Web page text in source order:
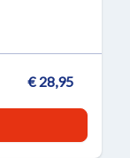
€ 28,95